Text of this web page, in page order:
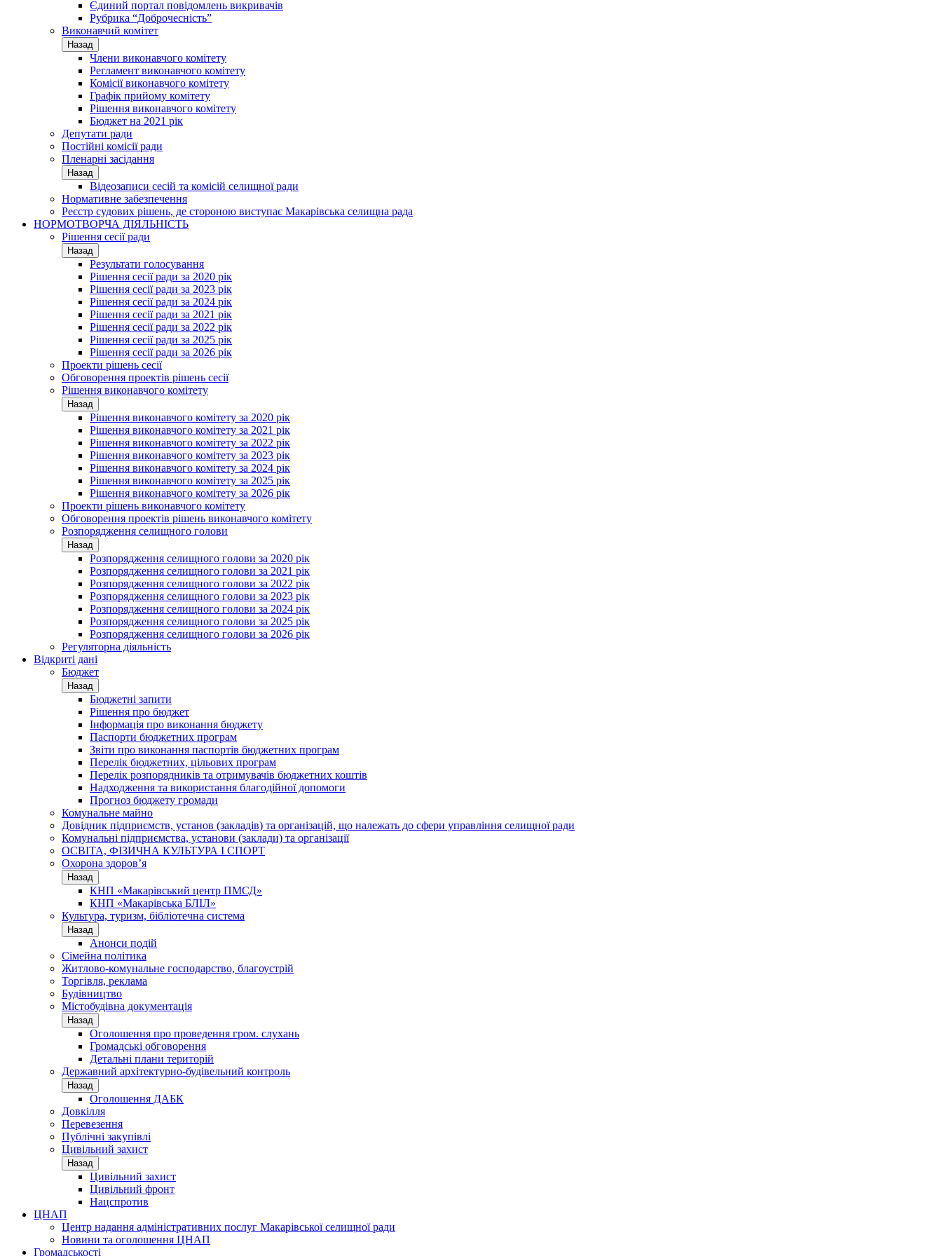
Єдиний портал повідомлень викривачів
Рубрика “Доброчесність”
Виконавчий комітет
Назад
Члени виконавчого комітету
Регламент виконавчого комітету
Комісії виконавчого комітету
Графік прийому комітету
Рішення виконавчого комітету
Бюджет на 2021 рік
Депутати ради
Постійні комісії ради
Пленарні засідання
Назад
Відеозаписи сесій та комісій селищної ради
Нормативне забезпечення
Реєстр судових рішень, де стороною виступає Макарівська селищна рада
НОРМОТВОРЧА ДІЯЛЬНІСТЬ
Рішення сесії ради
Назад
Результати голосування
Рішення сесії ради за 2020 рік
Рішення сесії ради за 2023 рік
Рішення сесії ради за 2024 рік
Рішення сесії ради за 2021 рік
Рішення сесії ради за 2022 рік
Рішення сесії ради за 2025 рік
Рішення сесії ради за 2026 рік
Проекти рішень сесії
Обговорення проектів рішень сесії
Рішення виконавчого комітету
Назад
Рішення виконавчого комітету за 2020 рік
Рішення виконавчого комітету за 2021 рік
Рішення виконавчого комітету за 2022 рік
Рішення виконавчого комітету за 2023 рік
Рішення виконавчого комітету за 2024 рік
Рішення виконавчого комітету за 2025 рік
Рішення виконавчого комітету за 2026 рік
Проекти рішень виконавчого комітету
Обговорення проектів рішень виконавчого комітету
Розпорядження селищного голови
Назад
Розпорядження селищного голови за 2020 рік
Розпорядження селищного голови за 2021 рік
Розпорядження селищного голови за 2022 рік
Розпорядження селищного голови за 2023 рік
Розпорядження селищного голови за 2024 рік
Розпорядження селищного голови за 2025 рік
Розпорядження селищного голови за 2026 рік
Регуляторна діяльність
Відкриті дані
Бюджет
Назад
Бюджетні запити
Рішення про бюджет
Інформація про виконання бюджету
Паспорти бюджетних програм
Звіти про виконання паспортів бюджетних програм
Перелік бюджетних, цільових програм
Перелік розпорядників та отримувачів бюджетних коштів
Надходження та використання благодійної допомоги
Прогноз бюджету громади
Комунальне майно
Довідник підприємств, установ (закладів) та організацій, що належать до сфери управління селищної ради
Комунальні підприємства, установи (заклади) та організації
ОСВІТА, ФІЗИЧНА КУЛЬТУРА І СПОРТ
Охорона здоров’я
Назад
КНП «Макарівський центр ПМСД»
КНП «Макарівська БЛІЛ»
Культура, туризм, бібліотечна система
Назад
Анонси подій
Сімейна політика
Житлово-комунальне господарство, благоустрій
Торгівля, реклама
Будівництво
Містобудівна документація
Назад
Оголошення про проведення гром. слухань
Громадські обговорення
Детальні плани територій
Державний архітектурно-будівельний контроль
Назад
Оголошення ДАБК
Довкілля
Перевезення
Публічні закупівлі
Цивільний захист
Назад
Цивільний захист
Цивільний фронт
Нацспротив
ЦНАП
Центр надання адміністративних послуг Макарівської селищної ради
Новини та оголошення ЦНАП
Громадськості